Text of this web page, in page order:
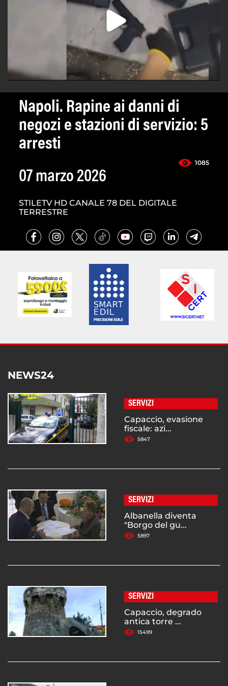
Napoli. Rapine ai danni di
negozi e stazioni di servizio: 5
arresti
1085
07 marzo 2026
STILETV HD CANALE 78 DEL DIGITALE
TERRESTRE
NEWS24
SERVIZI
Capaccio, evasione
fiscale: azi...
5847
SERVIZI
Albanella diventa
"Borgo del gu...
5897
SERVIZI
Capaccio, degrado
antica torre ...
15499